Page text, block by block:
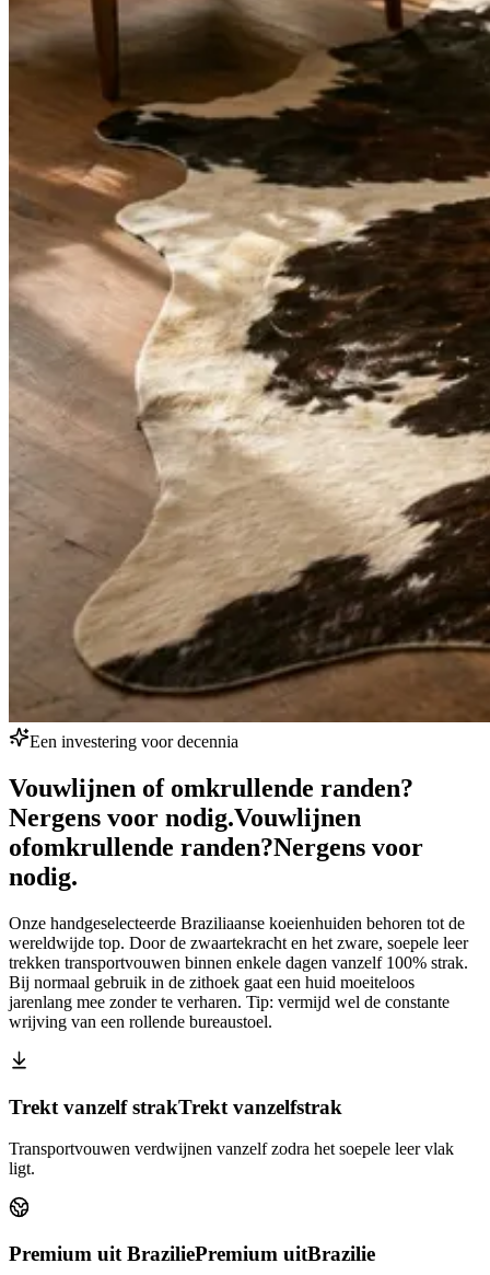
Een investering voor decennia
Vouwlijnen of omkrullende randen?
Nergens voor nodig.Vouwlijnen
ofomkrullende randen?Nergens voor
nodig.
Onze handgeselecteerde Braziliaanse koeienhuiden behoren tot de
wereldwijde top. Door de zwaartekracht en het zware, soepele leer
trekken transportvouwen binnen enkele dagen vanzelf 100% strak.
Bij normaal gebruik in de zithoek gaat een huid moeiteloos
jarenlang mee zonder te verharen. Tip: vermijd wel de constante
wrijving van een rollende bureaustoel.
Trekt vanzelf strakTrekt vanzelfstrak
Transportvouwen verdwijnen vanzelf zodra het soepele leer vlak
ligt.
Premium uit BraziliePremium uitBrazilie